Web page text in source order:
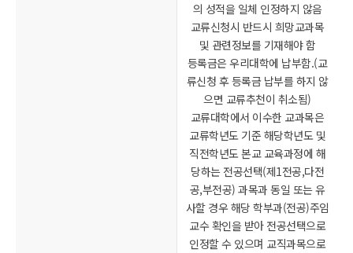
의 성적을 일체 인정하지 않음
교류신청시 반드시 희망교과목
및 관련정보를 기재해야 함
등록금은 우리대학에 납부함.(교
류신청 후 등록금 납부를 하지 않
으면 교류추천이 취소됨)
교류대학에서 이수한 교과목은
교류학년도 기준 해당학년도 및
직전학년도 본교 교육과정에 해
당하는 전공선택(제1전공,다전
공,부전공) 과목과 동일 또는 유
사할 경우 해당 학부과(전공)주임
교수 확인을 받아 전공선택으로
인정할 수 있으며 교직과목으로